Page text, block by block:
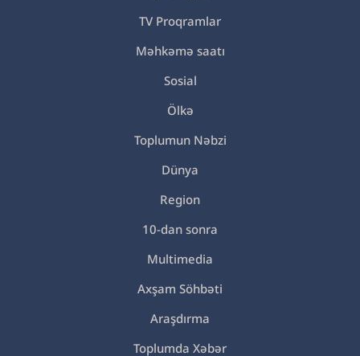
TV Proqramlar
Məhkəmə saatı
Sosial
Ölkə
Toplumun Nəbzi
Dünya
Region
10-dan sonra
Multimedia
Axşam Söhbəti
Araşdırma
Toplumda Xəbər